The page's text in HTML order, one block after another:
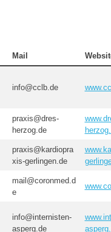
Mail
info@cclb.de
praxis@dres-
herzog.de
praxis@kardiopra
xis-gerlingen.de
mail@coronmed.d
e
info@internisten-
asperg.de